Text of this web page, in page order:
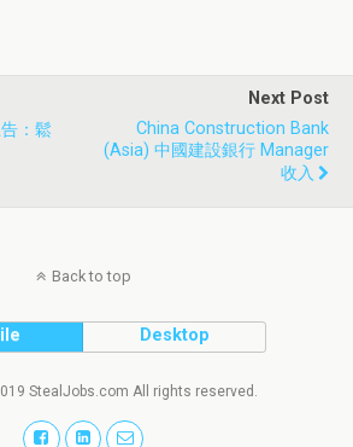
：鬆
Next Post
China Construction Bank
(Asia) 中國建設銀行 Manager
收入
Back to top
Desktop
StealJobs.com All rights reserved.